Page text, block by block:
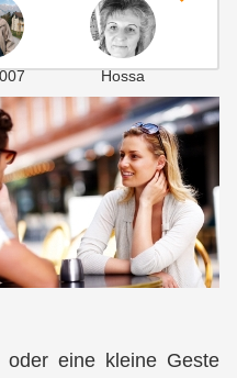
Hossa
eine kleine Geste